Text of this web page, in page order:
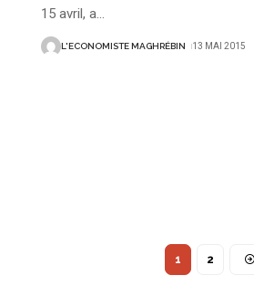
15 avril, a…
L'ECONOMISTE MAGHRÉBIN 13 MAI 2015
1 2